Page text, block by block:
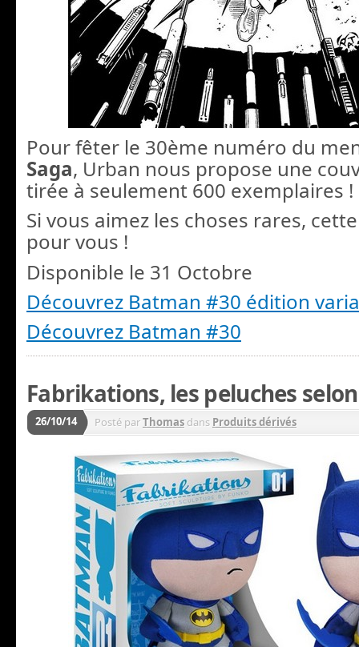
Pour fêter le 30ème numéro du
Saga, Urban nous propose une
tirée à seulement 600 exemplaires !
Si vous aimez les choses rares,
pour vous !
Disponible le 31 Octobre
Découvrez Batman #30 édition
Découvrez Batman #30
Fabrikations, les peluches
26/10/14 Posté parThomas dans Produits dérivés